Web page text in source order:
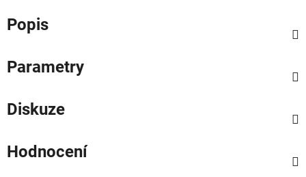
Popis
Parametry
Diskuze
Hodnocení